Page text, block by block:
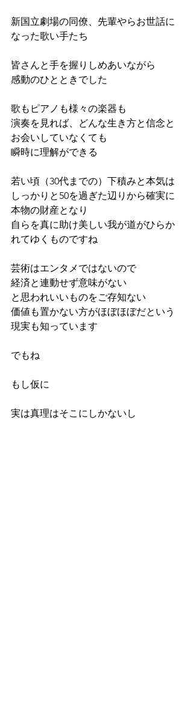
新国立劇場の同僚、先輩やらお世話に
なった歌い手たち
皆さんと手を握りしめあいながら
感動のひとときでした
歌もピアノも様々の楽器も
演奏を見れば、どんな生き方と信念と
お会いしていなくても
瞬時に理解ができる
若い頃（30代までの）下積みと本気は
しっかりと50を過ぎた辺りから確実に
本物の財産となり
自らを真に助け美しい我が道がひらか
れてゆくものですね
芸術はエンタメではないので
経済と連動せず意味がない
と思われいいものをご存知ない
価値も置かない方がほぼほぼだという
現実も知っています
でもね
もし仮に
実は真理はそこにしかないし